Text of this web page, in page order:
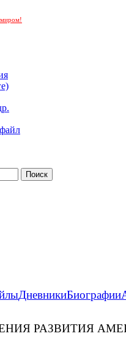
миром!
ДневникиБиографии
РАЗВИТИЯ